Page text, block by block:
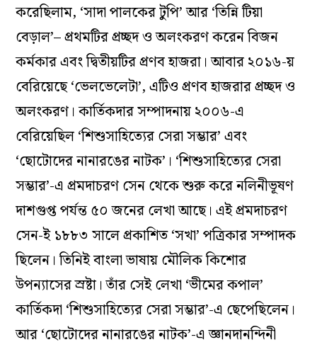
করেছিলাম, ‘সাদা পালকের টুপি’ আর ‘তিন্নি টিয়া
বেড়াল’– প্রথমটির প্রচ্ছদ ও অলংকরণ করেন বিজন
কর্মকার এবং দ্বিতীয়টির প্রণব হাজরা। আবার ২০১৬-য়
বেরিয়েছে ‘ভেলভেলেটা’, এটিও প্রণব হাজরার প্রচ্ছদ ও
অলংকরণ। কার্তিকদার সম্পাদনায় ২০০৬-এ
বেরিয়েছিল ‘শিশুসাহিত্যের সেরা সম্ভার’ এবং
‘ছোটোদের নানারঙের নাটক’। ‘শিশুসাহিত্যের সেরা
সম্ভার’-এ প্রমদাচরণ সেন থেকে শুরু করে নলিনীভূষণ
দাশগুপ্ত পর্যন্ত ৫০ জনের লেখা আছে। এই প্রমদাচরণ
সেন-ই ১৮৮৩ সালে প্রকাশিত ‘সখা’ পত্রিকার সম্পাদক
ছিলেন। তিনিই বাংলা ভাষায় মৌলিক কিশোর
উপন্যাসের স্রষ্টা। তাঁর সেই লেখা ‘ভীমের কপাল’
কার্তিকদা ‘শিশুসাহিত্যের সেরা সম্ভার’-এ ছেপেছিলেন।
আর ‘ছোটোদের নানারঙের নাটক’-এ জ্ঞানদানন্দিনী